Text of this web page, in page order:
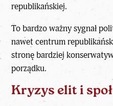
republikańskiej.
To bardzo ważny sygnał
nawet centrum
stronę bardziej
porządku.
Kryzys elit i